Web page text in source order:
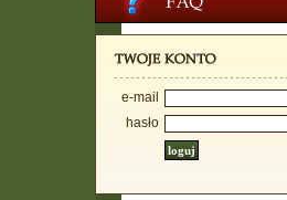
e-mail
hasło